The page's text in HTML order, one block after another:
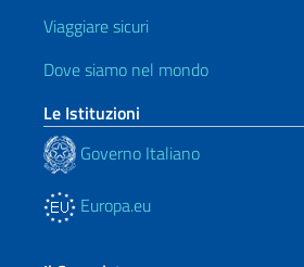
Viaggiare sicuri
Dove siamo nel mondo
Le Istituzioni
Governo Italiano
Europa.eu